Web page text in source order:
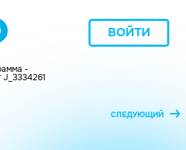
ВОЙТИ
-
СЛЕДУЮЩИЙ